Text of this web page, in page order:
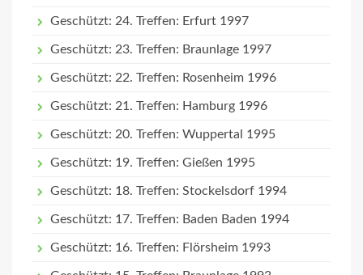
Geschützt: 24. Treffen: Erfurt 1997
Geschützt: 23. Treffen: Braunlage 1997
Geschützt: 22. Treffen: Rosenheim 1996
Geschützt: 21. Treffen: Hamburg 1996
Geschützt: 20. Treffen: Wuppertal 1995
Geschützt: 19. Treffen: Gießen 1995
Geschützt: 18. Treffen: Stockelsdorf 1994
Geschützt: 17. Treffen: Baden Baden 1994
Geschützt: 16. Treffen: Flörsheim 1993